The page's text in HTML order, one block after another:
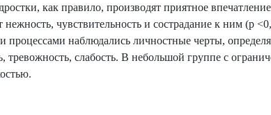
как правило, производят приятное
чувствительность и сострадание к ним (p
процессами наблюдались личностные черты,
тревожность, слабость. В небольшой группе с